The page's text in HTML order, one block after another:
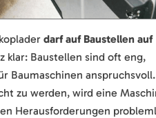
darf auf Baustellen auf
klar: Baustellen sind oft eng,
Baumaschinen
zu werden, wird eine
Herausforderungen